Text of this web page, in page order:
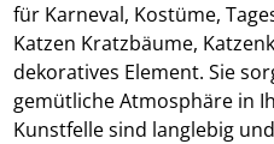
für Karneval, Kostüme,
Katzen Kratzbäume,
dekoratives Element. Sie
gemütliche Atmosphäre in
Kunstfelle sind langlebig